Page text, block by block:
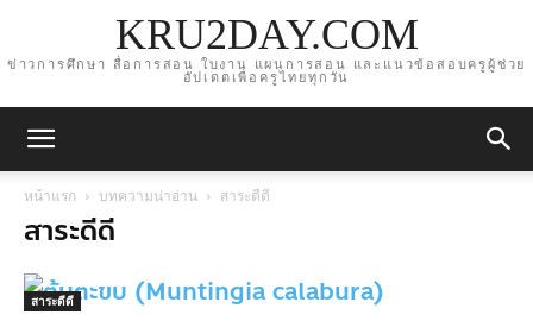
KRU2DAY.COM
ข่าวการศึกษา สื่อการสอน ใบงาน แผนการสอน และแนวข้อสอบครูผู้ช่วย
อัปเดตเพื่อครูไทยทุกวัน
หน้าแรก บทความน่าอ่าน สาระดีดี
สาระดีดี
สาระดีดี